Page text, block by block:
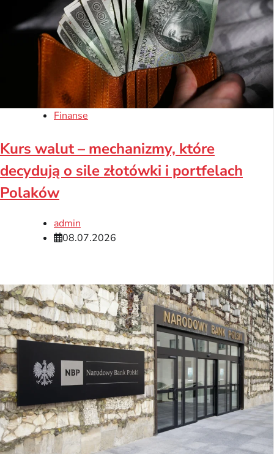
Finanse
Kurs walut – mechanizmy, które
decydują o sile złotówki i portfelach
Polaków
admin
08.07.2026